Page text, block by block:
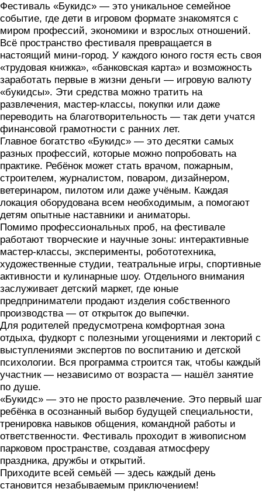
Фестиваль «Букидс» — это уникальное семейное
событие, где дети в игровом формате знакомятся с
миром профессий, экономики и взрослых отношений.
Всё пространство фестиваля превращается в
настоящий мини-город. У каждого юного гостя есть своя
«трудовая книжка», «банковская карта» и возможность
заработать первые в жизни деньги — игровую валюту
«букидсы». Эти средства можно тратить на
развлечения, мастер-классы, покупки или даже
переводить на благотворительность — так дети учатся
финансовой грамотности с ранних лет.
Главное богатство «Букидс» — это десятки самых
разных профессий, которые можно попробовать на
практике. Ребёнок может стать врачом, пожарным,
строителем, журналистом, поваром, дизайнером,
ветеринаром, пилотом или даже учёным. Каждая
локация оборудована всем необходимым, а помогают
детям опытные наставники и аниматоры.
Помимо профессиональных проб, на фестивале
работают творческие и научные зоны: интерактивные
мастер-классы, эксперименты, робототехника,
художественные студии, театральные игры, спортивные
активности и кулинарные шоу. Отдельного внимания
заслуживает детский маркет, где юные
предприниматели продают изделия собственного
производства — от открыток до выпечки.
Для родителей предусмотрена комфортная зона
отдыха, фудкорт с полезными угощениями и лекторий с
выступлениями экспертов по воспитанию и детской
психологии. Вся программа строится так, чтобы каждый
участник — независимо от возраста — нашёл занятие
по душе.
«Букидс» — это не просто развлечение. Это первый шаг
ребёнка в осознанный выбор будущей специальности,
тренировка навыков общения, командной работы и
ответственности. Фестиваль проходит в живописном
парковом пространстве, создавая атмосферу
праздника, дружбы и открытий.
Приходите всей семьёй — здесь каждый день
становится незабываемым приключением!